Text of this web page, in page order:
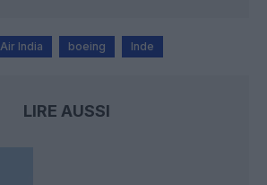
Air India boeing Inde
LIRE AUSSI